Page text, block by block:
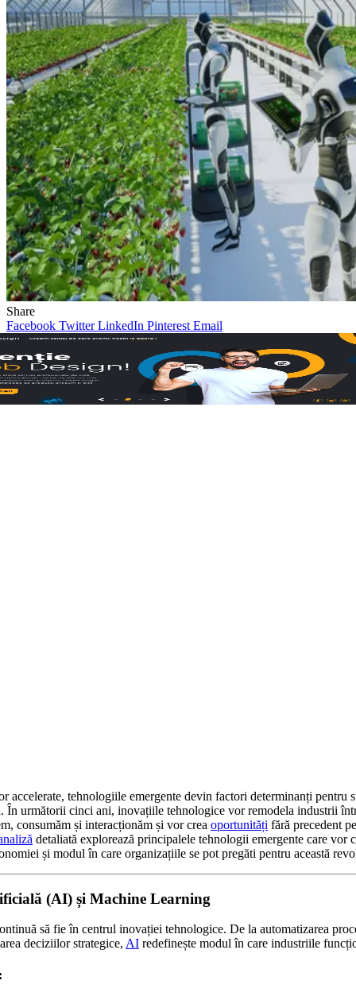
Share
Facebook Twitter LinkedIn Pinterest Email
accelerate, tehnologiile emergente devin factori determinanți pentru
În următorii cinci ani, inovațiile tehnologice vor remodela industrii
consumăm și interacționăm și vor crea oportunități fără precedent
detaliată explorează principalele tehnologii emergente care vor
și modul în care organizațiile se pot pregăti pentru această
(AI) și Machine Learning
să fie în centrul inovației tehnologice. De la automatizarea
deciziilor strategice, AI redefinește modul în care industriile